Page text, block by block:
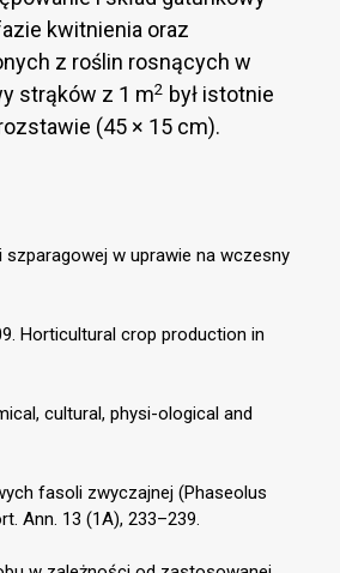
kwitnienia oraz
z roślin rosnących w
strąków z 1 m2 był istotnie
(45 × 15 cm).
szparagowej w uprawie na wczesny
Horticultural crop production in
cultural, physi-ological and
fasoli zwyczajnej (Phaseolus
Ann. 13 (1A), 233–239.